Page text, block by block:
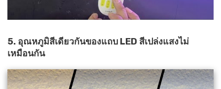
5. อุณหภูมิสีเดียวกันของแถบ LED สีเปล่งแสงไม่
เหมือนกัน